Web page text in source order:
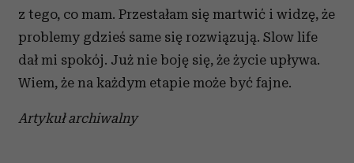
z tego, co mam. Przestałam się martwić i widzę, że
problemy gdzieś same się rozwiązują. Slow life
dał mi spokój. Już nie boję się, że życie upływa.
Wiem, że na każdym etapie może być fajne.
Artykuł archiwalny